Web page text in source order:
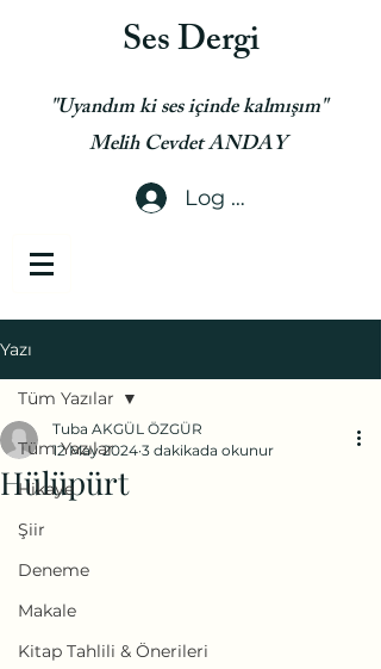
Ses Dergi
"Uyandım ki ses içinde kalmışım"
Melih Cevdet ANDAY
Log In
Yazı
Tüm Yazılar
Hikaye
Şiir
Deneme
Makale
Kitap Tahlili & Önerileri
Tüm Yazılar
Hülüpürt
Tuba AKGÜL ÖZGÜR
12 May 2024 3 dakikada okunur